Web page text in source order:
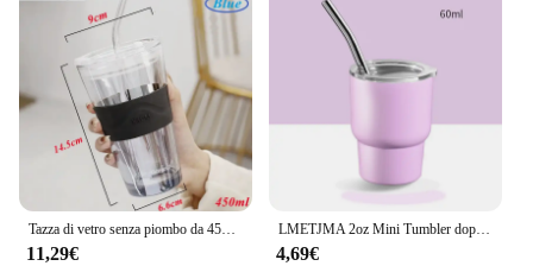
Tazza di vetro senza piombo da 450ml con manicotto della tazza e coperchio tazze da caffè in paglia bicchiere da succo tazze da caffè carine tazze da latte tazza da tè bicchieri
11,29€
LMETJMA 2oz Mini Tumbler doppio bicchiere sottovuoto in acciaio inossidabile bicchieri per bicchierini a sublimazione tazze con cannuccia e coperchi JT228
4,69€